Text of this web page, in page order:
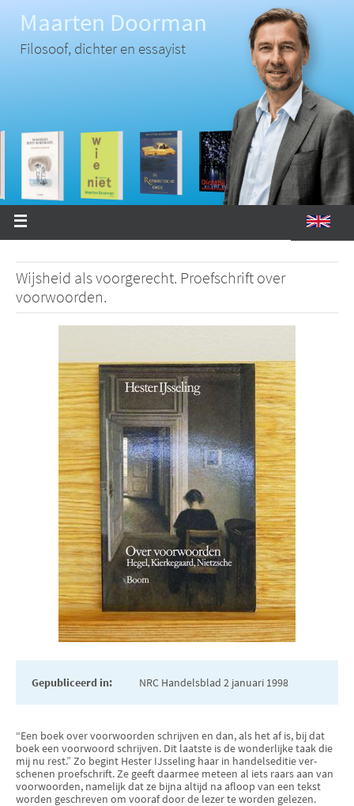
inhoud
Maarten Doorman
Filosoof, dichter en essayist
Wijsheid als voorgerecht. Proefschrift over
voorwoorden.
Gepubliceerd in: NRC Handelsblad 2 januari 1998
“Een boek over voorwoorden schrijven en dan, als het af is, bij dat
boek een voorwoord schrijven. Dit laatste is de wonderlijke taak die
mij nu rest.” Zo begint Hester IJsseling haar in handelseditie ver­
schenen proef­schrift. Ze geeft daarmee meteen al iets raars aan van
voorwoorden, namelijk dat ze bijna altijd na afloop van een tekst
worden geschreven om vooraf door de lezer te worden gelezen.